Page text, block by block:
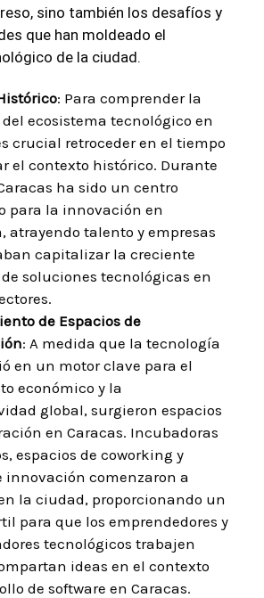
sino también los desafíos y
que han moldeado el
de la ciudad.
: Para comprender la
ecosistema tecnológico en
crucial retroceder en el tiempo
el contexto histórico. Durante
ha sido un centro
para la innovación en
atrayendo talento y empresas
capitalizar la creciente
soluciones tecnológicas en
de Espacios de
: A medida que la tecnología
en un motor clave para el
económico y la
global, surgieron espacios
en Caracas. Incubadoras
espacios de coworking y
innovación comenzaron a
la ciudad, proporcionando un
para que los emprendedores y
tecnológicos trabajen
ideas en el contexto
de software en Caracas.